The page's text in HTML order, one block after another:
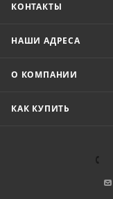
КОНТАКТЫ
НАШИ АДРЕСА
О КОМПАНИИ
КАК КУПИТЬ